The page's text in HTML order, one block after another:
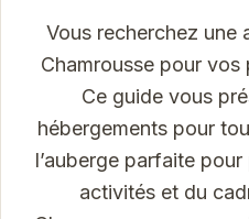
Vous recherchez une
Chamrousse pour vos
Ce guide vous
hébergements pour
l’auberge parfaite
activités et du